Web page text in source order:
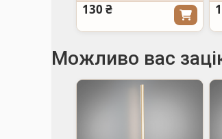
130 ₴
Можливо вас